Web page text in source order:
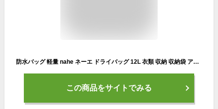
防水バッグ 軽量 nahe ネーエ ドライバッグ 12L 衣類 収納 収納袋 アウトドア 中国 おしゃれ プール 海水浴 ナイロン 4色 靴 スリッパ ジム サウナ 耐久性 コンパクト 旅行 キャンプ 釣り 登山 スタッフバッグ 普段使い はっ水加工
この商品をサイトでみる